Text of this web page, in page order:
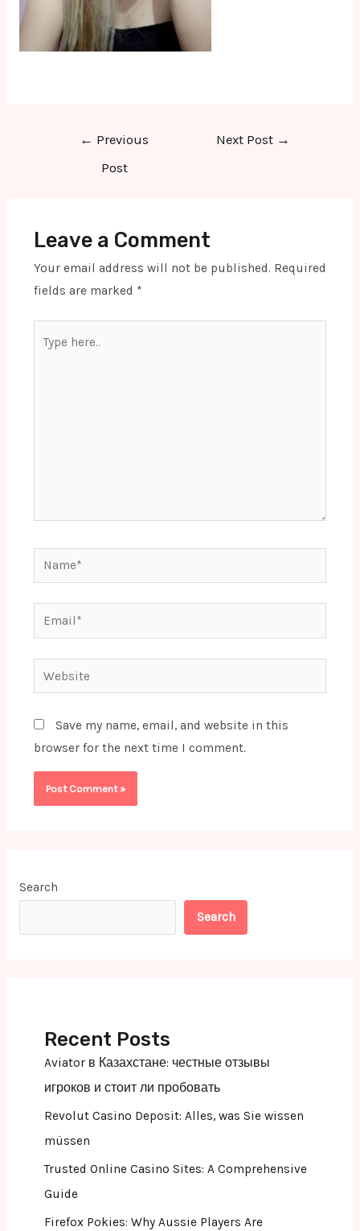
← Previous
Post
Next Post →
Leave a Comment
Your email address will not be published. Required
fields are marked *
here..
Name*
Email*
Website
Save my name, email, and website in this
browser for the next time I comment.
Search
Search
Recent Posts
Aviator в Казахстане: честные отзывы
игроков и стоит ли пробовать
Revolut Casino Deposit: Alles, was Sie wissen
müssen
Trusted Online Casino Sites: A Comprehensive
Guide
Firefox Pokies: Why Aussie Players Are